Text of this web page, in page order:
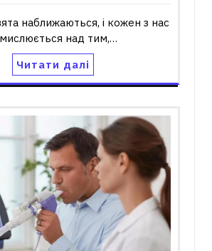
наближаються, і кожен з нас
над тим,…
Читати далі